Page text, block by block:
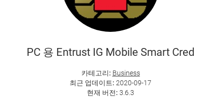
PC 용 Entrust IG Mobile Smart Cred
카테고리: Business
최근 업데이트: 2020-09-17
현재 버전: 3.6.3